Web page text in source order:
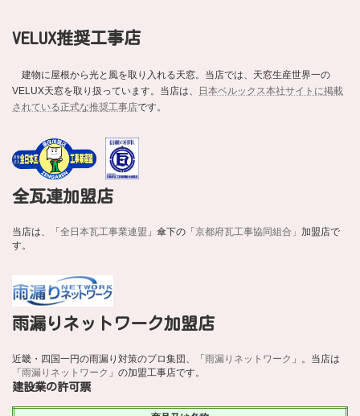
VELUX推奨工事店
建物に屋根から光と風を取り入れる天窓。当店では、天窓生産世界一の
VELUX天窓を取り扱っています。当店は、
日本ベルックス本社サイトに掲載
されている正式な推奨工事店です。
全瓦連加盟店
当店は、「全日本瓦工事業連盟 」傘下の「京都府瓦工事協同組合」 加盟店で
す。
雨漏りネットワーク加盟店
近畿・四国一円の雨漏り対策のプロ集団、「 雨漏りネットワーク 」。当店は
「 雨漏りネットワーク 」の加盟工事店です。
建設業の許可票